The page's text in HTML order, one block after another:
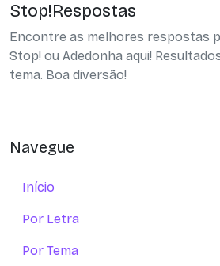
Stop!Respostas
Encontre as melhores respostas
Stop! ou Adedonha aqui!
tema. Boa diversão!
Navegue
Início
Por Letra
Por Tema